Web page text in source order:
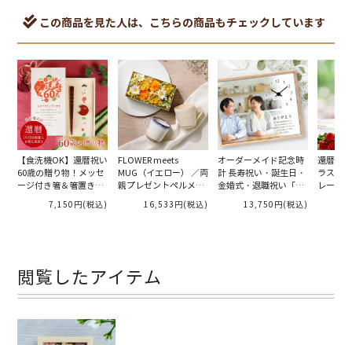
この商品を見た人は、こちらの商品もチェックしています
【食洗機OK】還暦祝い
60歳の贈り物！メッセ
ージ付き箸＆箸置き
7,150円(税込)
FLOWER meets
MUG（イエロー） ／両
親プレゼントペルメー
16,533円(税込)
オーダーメイド記念時
計 長寿祝い・誕生日・
金婚式・退職祝い「フ
13,750円(税込)
還暦祝
ラスフ
レート」
閲覧したアイテム